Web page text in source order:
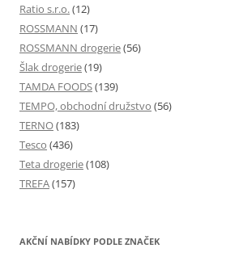
Ratio s.r.o.(12)
ROSSMANN (17)
ROSSMANN drogerie(56)
Šlak drogerie(19)
TAMDA FOODS(139)
TEMPO, obchodní družstvo (56)
TERNO(183)
Tesco (436)
Teta drogerie(108)
TREFA(157)
AKČNÍ NABÍDKY PODLE ZNAČEK